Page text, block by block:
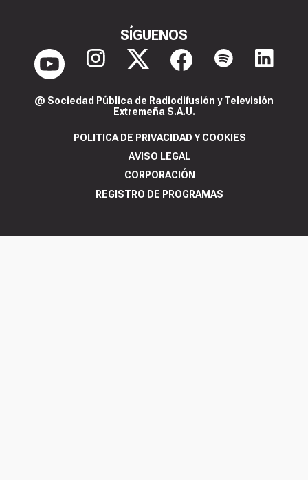
SÍGUENOS
@ Sociedad Pública de Radiodifusión y Televisión
Extremeña S.A.U.
POLITICA DE PRIVACIDAD Y COOKIES
AVISO LEGAL
CORPORACIÓN
REGISTRO DE PROGRAMAS